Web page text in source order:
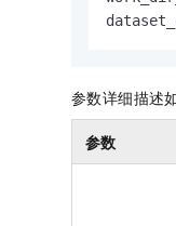
参数详细描述
参数